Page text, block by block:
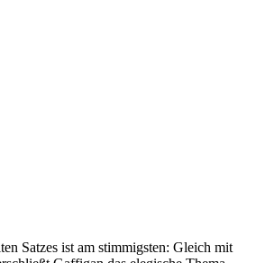
Satzes ist am stimmigsten: Gleich mit